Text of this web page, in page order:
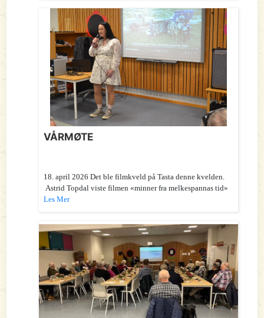
VÅRMØTE
18. april 2026 Det ble filmkveld på Tasta denne kvelden.
Astrid Topdal viste filmen «minner fra melkespannas tid»
Les Mer